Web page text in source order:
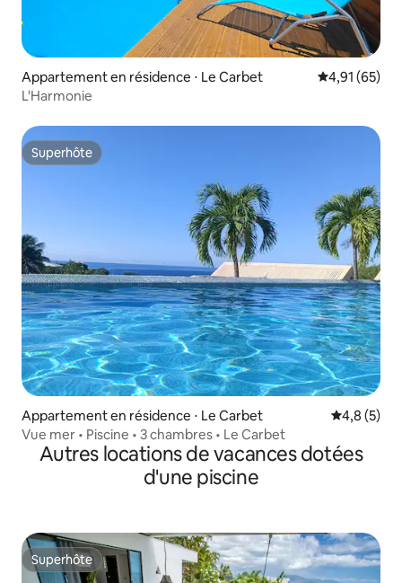
Appartement en résidence ⋅ Le Carbet Évaluation
4,91 (65)
L'Harmonie
Superhôte
Superhôte
Appartement en résidence ⋅ Le Carbet Évaluation
4,8 (5)
Vue mer • Piscine • 3 chambres • Le Carbet
Autres locations de vacances dotées
d'une piscine
Superhôte
Superhôte